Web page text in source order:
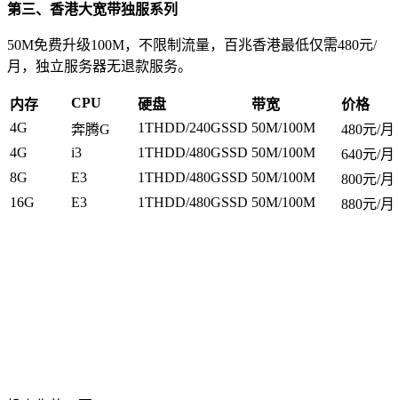
第三、香港大宽带独服系列
50M免费升级100M，不限制流量，百兆香港最低仅需480元/
月，独立服务器无退款服务。
内存 CPU 硬盘 带宽
价格
4G
奔腾G 1THDD/240GSSD 50M/100M
480元/月
4G
i3 1THDD/480GSSD 50M/100M
640元/月
8G
E3 1THDD/480GSSD 50M/100M
800元/月
16G
E3 1THDD/480GSSD 50M/100M 880元/月